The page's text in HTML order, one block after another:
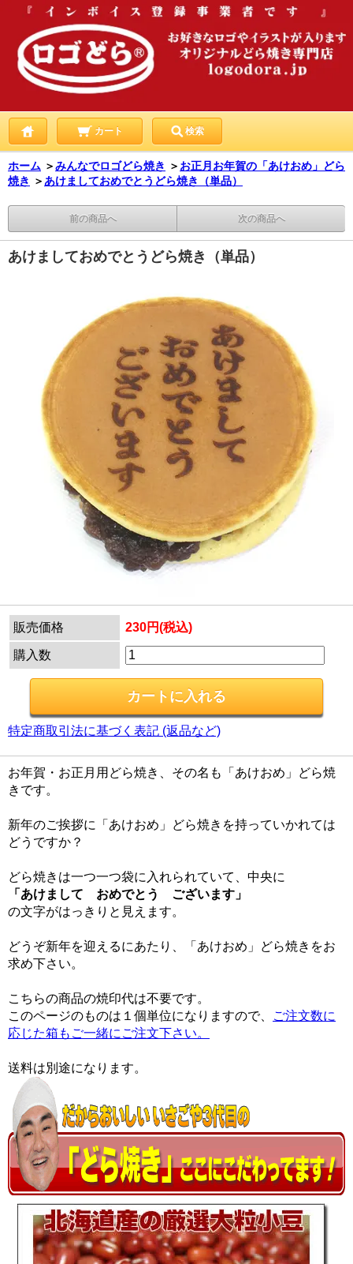
カート 検索
ホーム ＞みんなでロゴどら焼き ＞ お正月お年賀の「あけおめ」どら
焼き ＞ あけましておめでとうどら焼き（単品）
前の商品へ 次の商品へ
あけましておめでとうどら焼き（単品）
販売価格 230円(税込)
購入数
特定商取引法に基づく表記 (返品など)
お年賀・お正月用どら焼き、その名も「あけおめ」どら焼
きです。
新年のご挨拶に「あけおめ」どら焼きを持っていかれては
どうですか？
どら焼きは一つ一つ袋に入れられていて、中央に
「あけまして おめでとう ございます」
の文字がはっきりと見えます。
どうぞ新年を迎えるにあたり、「あけおめ」どら焼きをお
求め下さい。
こちらの商品の焼印代は不要です。
このページのものは１個単位になりますので、
ご注文数に
応じた箱もご一緒にご注文下さい。
送料は別途になります。